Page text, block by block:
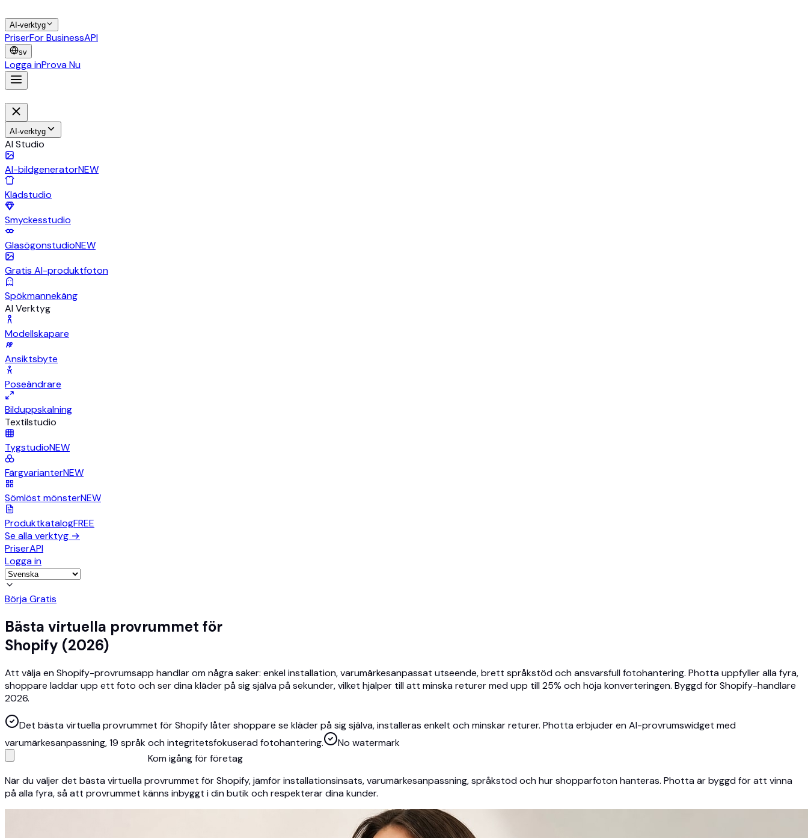
AI-verktyg
PriserFor BusinessAPI
sv
Logga inProva Nu
AI-verktyg
AI Studio
AI-bildgeneratorNEW
Klädstudio
Smyckesstudio
GlasögonstudioNEW
Gratis AI-produktfoton
Spökmannekäng
AI Verktyg
Modellskapare
Ansiktsbyte
Poseändrare
Bilduppskalning
Textilstudio
TygstudioNEW
FärgvarianterNEW
Sömlöst mönsterNEW
ProduktkatalogFREE
Se alla verktyg →
PriserAPI
Logga in
Börja Gratis
Bästa virtuella provrummet för
Shopify (2026)
Att välja en Shopify-provrumsapp handlar om några saker: enkel installation, varumärkesanpassat utseende, brett språkstöd och ansvarsfull fotohantering. Photta uppfyller alla fyra,
shoppare laddar upp ett foto och ser dina kläder på sig själva på sekunder, vilket hjälper till att minska returer med upp till 25% och höja konverteringen. Byggd för Shopify-handlare
2026.
Det bästa virtuella provrummet för Shopify låter shoppare se kläder på sig själva, installeras enkelt och minskar returer. Photta erbjuder en AI-provrumswidget med
varumärkesanpassning, 19 språk och integritetsfokuserad fotohantering.
No watermark
Kom igång för företag
När du väljer det bästa virtuella provrummet för Shopify, jämför installationsinsats, varumärkesanpassning, språkstöd och hur shopparfoton hanteras. Photta är byggd för att vinna
på alla fyra, så att provrummet känns inbyggt i din butik och respekterar dina kunder.